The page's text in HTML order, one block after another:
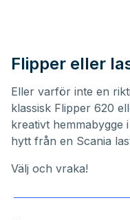
Flipper eller
Eller varför inte en
klassisk Flipper 620
kreativt hemmabygge
hytt från en Scania
Välj och vraka!